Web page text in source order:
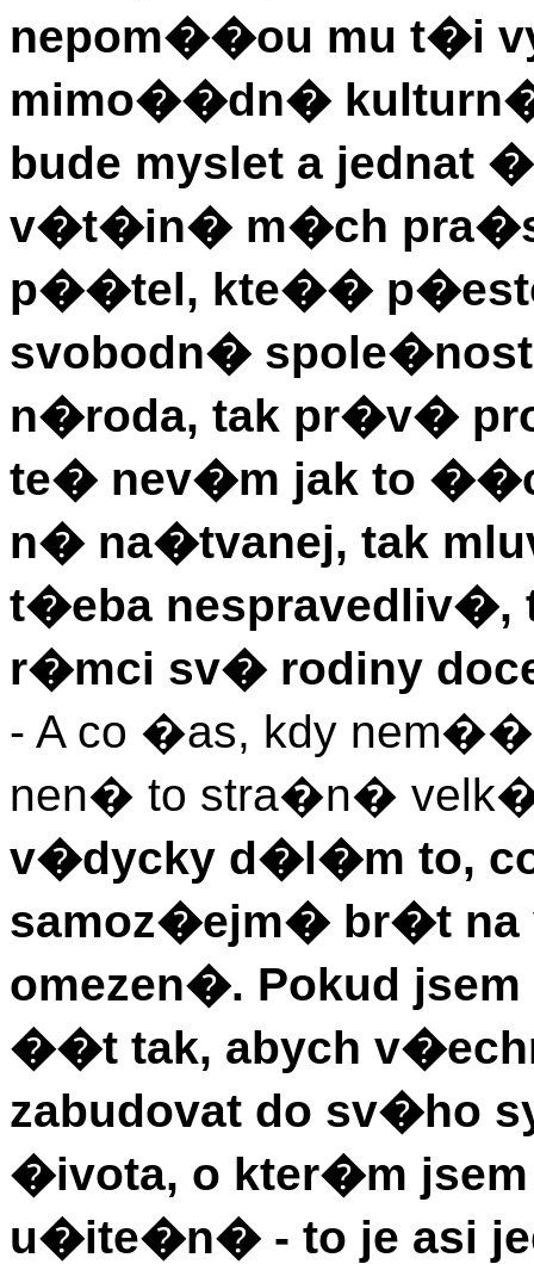
nepom��ou mu t�i
mimo��dn�
bude myslet a jednat
v�t�in� m�ch
p��tel, kte��
svobodn�
n�roda, tak pr�v�
te� nev�m jak to
n� na�tvanej, tak
t�eba
r�mci sv� rodiny
- A co �as, kdy
nen� to stra�n�
v�dycky d�l�m to,
samoz�ejm� br�t
omezen�. Pokud
��t tak, abych
zabudovat do sv�ho
�ivota, o kter�m
u�ite�n� - to je asi